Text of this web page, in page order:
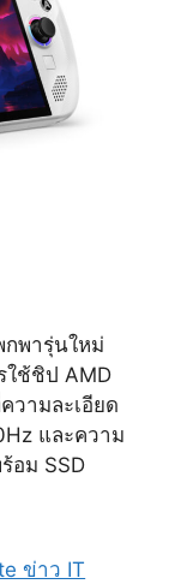
กพารุ่นใหม่
ใช้ชิป AMD
วามละเอียด
และความ
อม SSD
ข่าว IT